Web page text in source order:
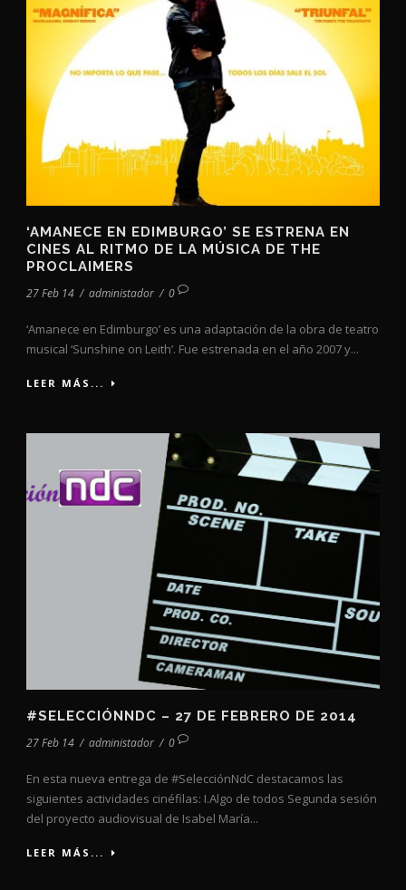
‘AMANECE EN EDIMBURGO’ SE ESTRENA EN
CINES AL RITMO DE LA MÚSICA DE THE
PROCLAIMERS
27 Feb 14 / administador / 0
‘Amanece en Edimburgo’ es una adaptación de la obra de teatro
musical ‘Sunshine on Leith’. Fue estrenada en el año 2007 y...
LEER MÁS...
#SELECCIÓNNDC – 27 DE FEBRERO DE 2014
27 Feb 14 / administador / 0
En esta nueva entrega de #SelecciónNdC destacamos las
siguientes actividades cinéfilas: I.Algo de todos Segunda sesión
del proyecto audiovisual de Isabel María...
LEER MÁS...